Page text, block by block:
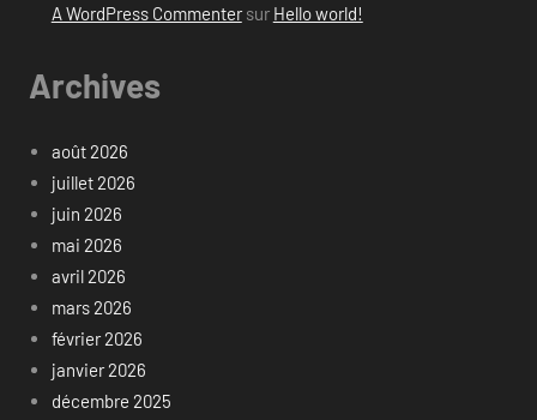
A WordPress Commentersur Hello world!
Archives
août 2026
juillet 2026
juin 2026
mai 2026
avril 2026
mars 2026
février 2026
janvier 2026
décembre 2025